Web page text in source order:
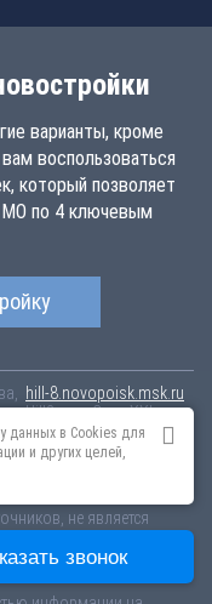
варианты, кроме
воспользоваться
который позволяет
по 4 ключевым
hill-8.novopoisk.msk.ru
«Hill8» от «Сити-XXI век»
планировок от 12
не является
о размещении
сведений
данных в Cookies для
и других целей,
звонок